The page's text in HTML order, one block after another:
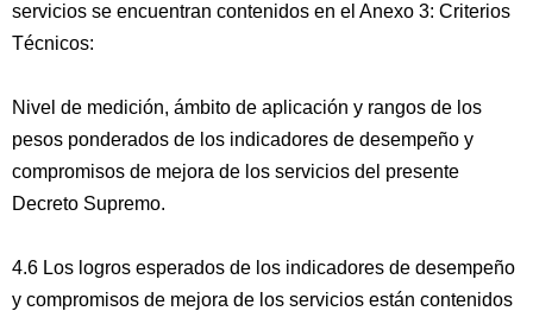
servicios se encuentran contenidos en el Anexo 3: Criterios
Técnicos:
Nivel de medición, ámbito de aplicación y rangos de los
pesos ponderados de los indicadores de desempeño y
compromisos de mejora de los servicios del presente
Decreto Supremo.
4.6 Los logros esperados de los indicadores de desempeño
y compromisos de mejora de los servicios están contenidos